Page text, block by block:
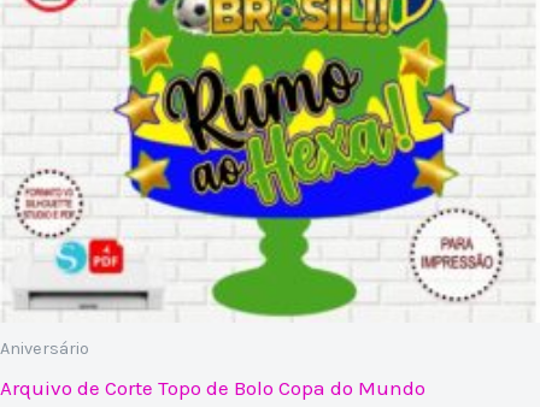
Aniversário
Arquivo de Corte Topo de Bolo Copa do Mundo